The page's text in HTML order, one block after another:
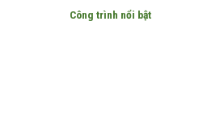
Công trình nổi bật